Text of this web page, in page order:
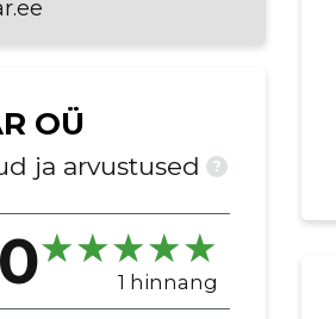
ruumi sisekujundus
OÜ
ja arvustused ?
1 hinnang